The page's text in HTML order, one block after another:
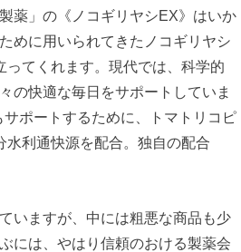
薬」の《ノコギリヤシEX》はいか
めに用いられてきたノコギリヤシ
てくれます。現代では、科学的
の快適な毎日をサポートしていま
ポートするために、トマトリコピ
利通快源を配合。独自の配合
いますが、中には粗悪な商品も少
には、やはり信頼のおける製薬会